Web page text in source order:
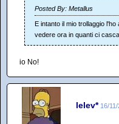
Posted By: Metallus
E intanto il mio trollaggio
vedere ora in quanti ci
io No!
lelev* 16/